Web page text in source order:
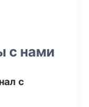
с нами
с